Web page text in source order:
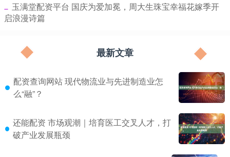
​玉满堂配资平台 国庆为爱加冕，周大生珠宝幸福花嫁季开
启浪漫诗篇
最新文章
配资查询网站 现代物流业与先进制造业怎
么“融”？
还能配资 市场观潮｜培育医工交叉人才，打
破产业发展瓶颈